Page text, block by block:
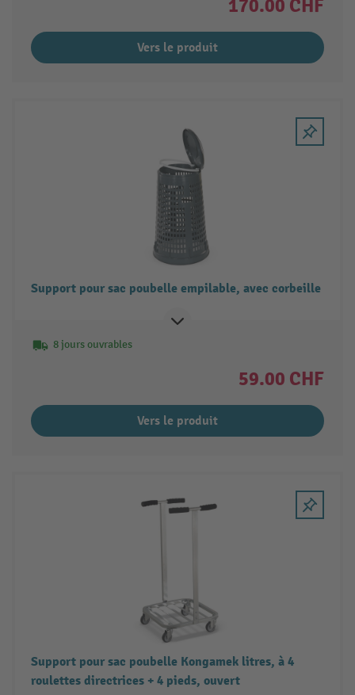
170.00 CHF
Vers le produit
Support pour sac poubelle empilable, avec corbeille
8 jours ouvrables
59.00 CHF
Vers le produit
Support pour sac poubelle Kongamek litres, à 4
roulettes directrices + 4 pieds, ouvert